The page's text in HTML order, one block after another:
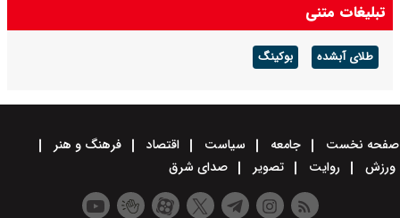
تبلیغات متنی
طلای آبشده بوکینگ
صفحه نخست جامعه سیاست اقتصاد
فرهنگ و هنر
ورزش
روایت تصویر صدای شرق